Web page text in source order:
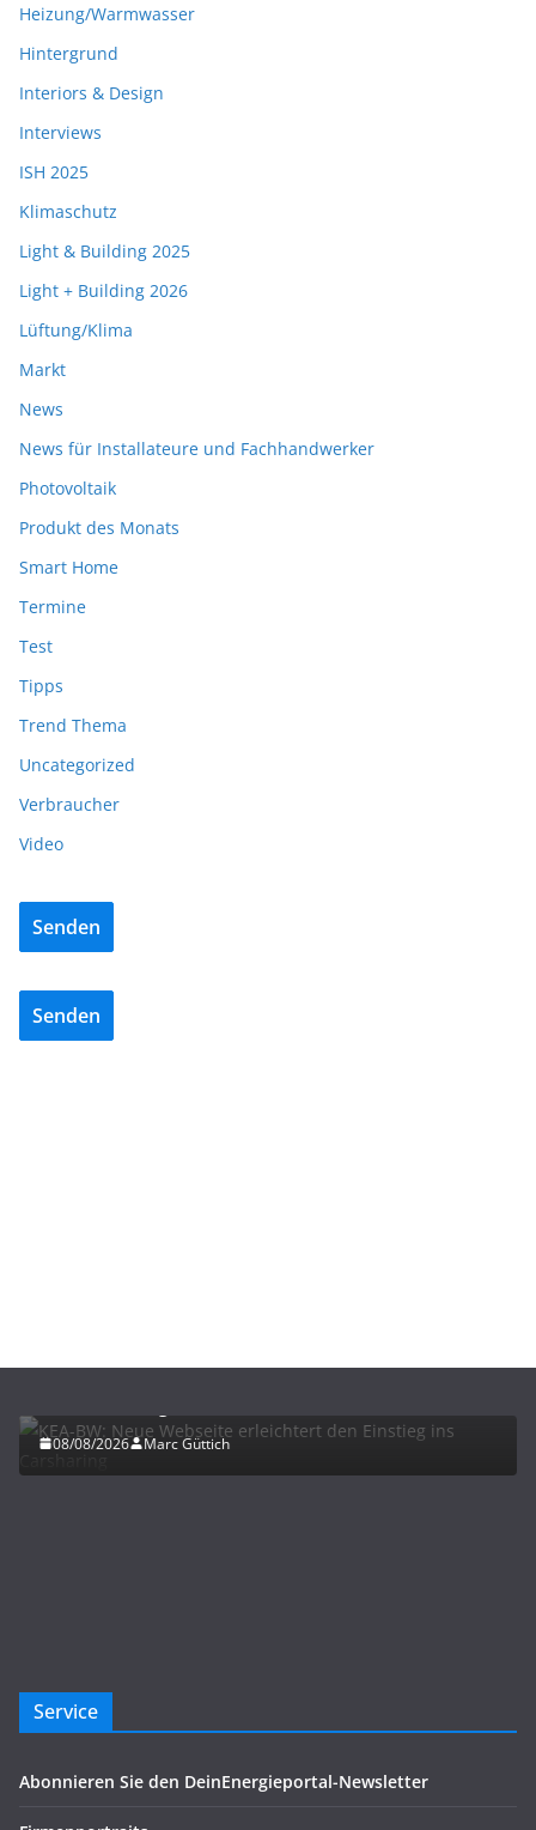
Heizung/Warmwasser
Hintergrund
Interiors & Design
Interviews
ISH 2025
Klimaschutz
Light & Building 2025
Light + Building 2026
Lüftung/Klima
Markt
News
News für Installateure und Fachhandwerker
Photovoltaik
Produkt des Monats
Smart Home
Termine
Test
Tipps
Trend Thema
Uncategorized
Verbraucher
Video
Senden
Senden
08/08/2026 Marc Güttich
Service
Abonnieren Sie den DeinEnergieportal-Newsletter